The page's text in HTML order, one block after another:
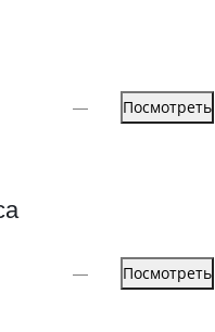
— Посмотреть
— Посмотреть